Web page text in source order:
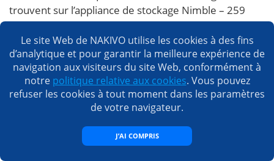
trouvent sur l’appliance de stockage Nimble – 259
VMs se trouvent sur l’hôte appelé VMware Nimble
dans la capture d’écran ci-dessous – sinon, l’option
d’instantanés du stockage HPE ne sera pas disponible.
Le site Web de NAKIVO utilise les cookies à des fins
d’analytique et pour garantir la meilleure expérience de
navigation aux visiteurs du site Web, conformément à
notre politique relative aux cookies. Vous pouvez
refuser les cookies à tout moment dans les paramètres
de votre navigateur.
J’AI COMPRIS